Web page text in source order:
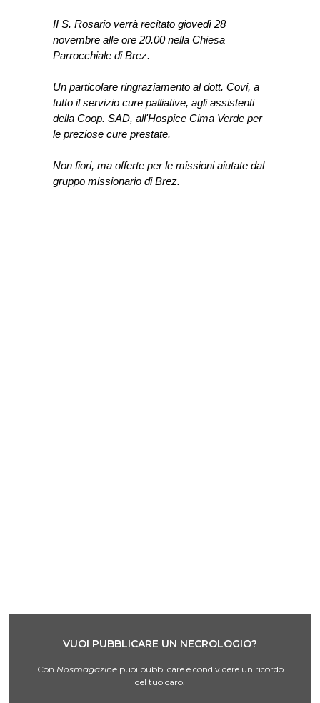
II S. Rosario verrà recitato giovedì 28
novembre alle ore 20.00 nella Chiesa
Parrocchiale di Brez.
Un particolare ringraziamento al dott. Covi, a
tutto il servizio cure palliative, agli assistenti
della Coop. SAD, all'Hospice Cima Verde per
le preziose cure prestate.
Non fiori, ma offerte per le missioni aiutate dal
gruppo missionario di Brez.
VUOI PUBBLICARE UN NECROLOGIO?
Con Nosmagazinepuoi pubblicare e condividere un ricordo
del tuo caro.